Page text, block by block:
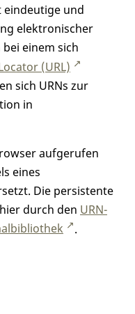
und
elektronischer
einem sich
(URL)
sich URNs zur
in
aufgerufen
eines
Die persistente
durch den URN-
.